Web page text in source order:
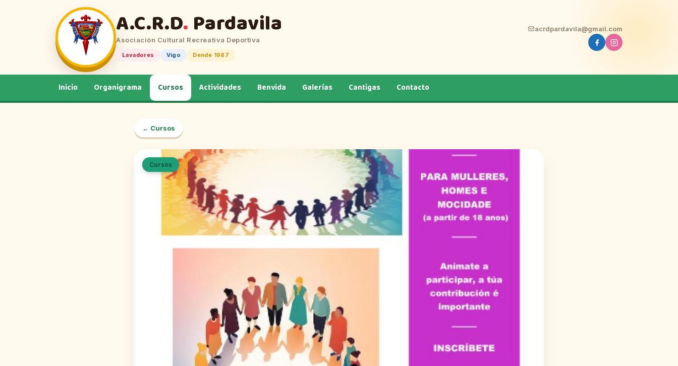
A.C.R.D. Pardavila
Asociación Cultural Recreativa Deportiva
Lavadores Vigo Dende 1987
acrdpardavila@gmail.com
Inicio Organigrama Cursos Actividades Benvida Galerías Cantigas Contacto
← Cursos
Cursos